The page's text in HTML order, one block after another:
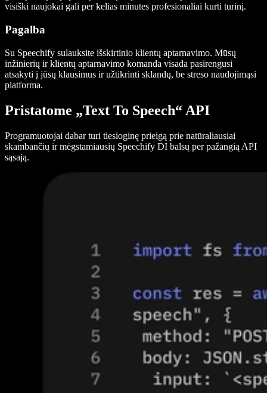
visiški naujokai gali per kelias minutes profesionaliai kurti turinį.
Pagalba
Su Speechify sulauksite išskirtinio klientų aptarnavimo. Mūsų
inžinierių ir klientų aptarnavimo komanda visada pasirengusi
atsakyti į jūsų klausimus ir užtikrinti sklandų, be streso naudojimąsi
platforma.
Pristatome „Text To Speech“ API
Programuotojai dabar turi tiesioginę prieigą prie natūraliausiai
skambančių ir mėgstamiausių Speechify DI balsų per pažangią API
sąsają.